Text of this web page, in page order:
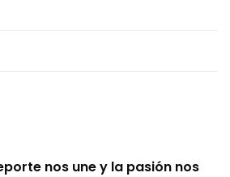
nos une y la pasión nos